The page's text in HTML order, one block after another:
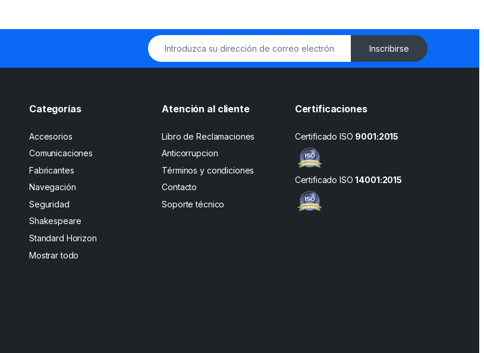
Inscribirse
Categorías
Accesorios
Comunicaciones
Fabricantes
Navegación
Seguridad
Shakespeare
Standard Horizon
Mostrar todo
Atención al cliente
Libro de Reclamaciones
Anticorrupcion
Términos y condiciones
Contacto
Soporte técnico
Certificaciones
Certificado ISO 9001:2015
Certificado ISO14001:2015